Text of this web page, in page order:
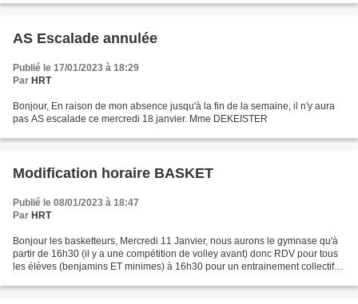
AS Escalade annulée
Publié le 17/01/2023 à 18:29
Par HRT
Bonjour, En raison de mon absence jusqu'à la fin de la semaine, il n'y aura
pas AS escalade ce mercredi 18 janvier. Mme DEKEISTER
Modification horaire BASKET
Publié le 08/01/2023 à 18:47
Par HRT
Bonjour les basketteurs, Mercredi 11 Janvier, nous aurons le gymnase qu'à
partir de 16h30 (il y a une compétition de volley avant) donc RDV pour tous
les élèves (benjamins ET minimes) à 16h30 pour un entrainement collectif